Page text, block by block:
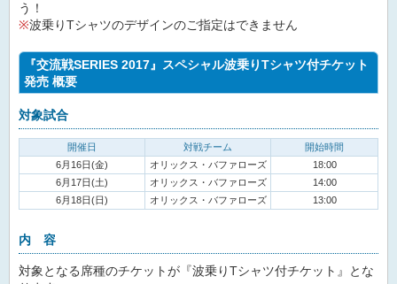
う！
※波乗りTシャツのデザインのご指定はできません
『交流戦SERIES 2017』スペシャル波乗りTシャツ付チケット
発売 概要
対象試合
開催日 対戦チーム
開始時間
6月16日(金)
オリックス・バファローズ
18:00
6月17日(土)
オリックス・バファローズ
14:00
6月18日(日)
オリックス・バファローズ 13:00
内 容
対象となる席種のチケットが『波乗りTシャツ付チケット』とな